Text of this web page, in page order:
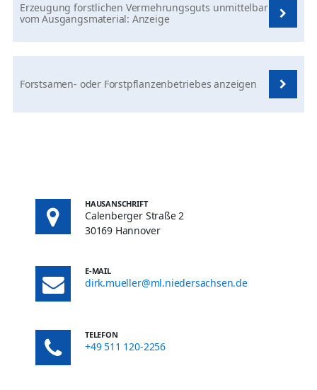
Erzeugung forstlichen Vermehrungsguts unmittelbar
vom Ausgangsmaterial: Anzeige
Forstsamen- oder Forstpflanzenbetriebes anzeigen
HAUSANSCHRIFT
Calenberger Straße 2
30169 Hannover
E-MAIL
dirk.mueller@ml.niedersachsen.de
TELEFON
+49 511 120-2256